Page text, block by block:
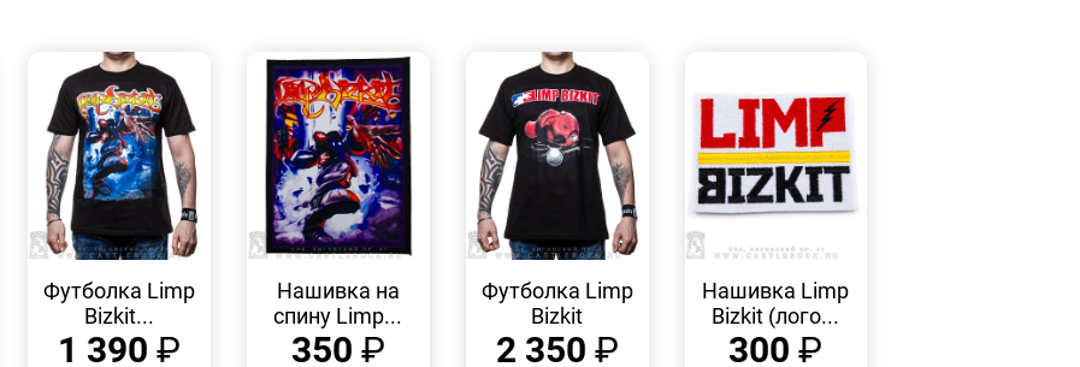
ПРОСМОТР
Футболка Limp
Bizkit...
1 390 ₽
ПРОСМОТР
Нашивка на
спину Limp...
350 ₽
ПРОСМОТР
Футболка Limp
Bizkit
2 350 ₽
ПРОСМОТР
Нашивка Limp
Bizkit (лого...
300₽